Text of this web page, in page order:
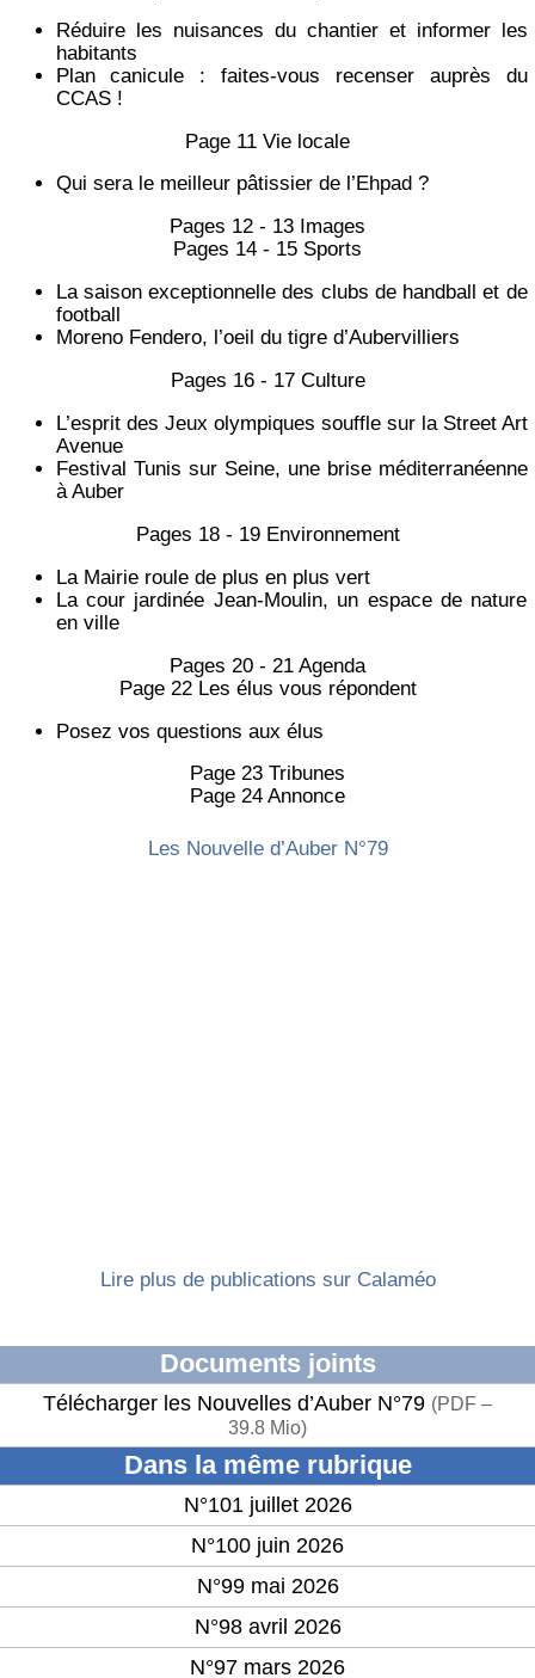
Réduire les nuisances du chantier et informer les
habitants
Plan canicule : faites-vous recenser auprès du
CCAS !
Page 11 Vie locale
Qui sera le meilleur pâtissier de l’Ehpad ?
Pages 12 - 13 Images
Pages 14 - 15 Sports
La saison exceptionnelle des clubs de handball et de
football
Moreno Fendero, l’oeil du tigre d’Aubervilliers
Pages 16 - 17 Culture
L’esprit des Jeux olympiques souffle sur la Street Art
Avenue
Festival Tunis sur Seine, une brise méditerranéenne
à Auber
Pages 18 - 19 Environnement
La Mairie roule de plus en plus vert
La cour jardinée Jean-Moulin, un espace de nature
en ville
Pages 20 - 21 Agenda
Page 22 Les élus vous répondent
Posez vos questions aux élus
Page 23 Tribunes
Page 24 Annonce
Les Nouvelle d’Auber N°79
Lire plus de publications sur Calaméo
Documents joints
Télécharger les Nouvelles d’Auber N°79 (PDF –
39.8 Mio)
Dans la même rubrique
N°101 juillet 2026
N°100 juin 2026
N°99 mai 2026
N°98 avril 2026
N°97 mars 2026